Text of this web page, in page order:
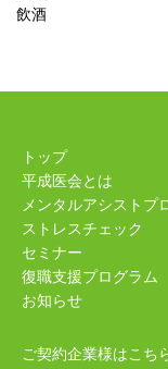
飲酒
トップ
平成医会とは
メンタルアシストプ
ストレスチェック
セミナー
復職支援プログラム
お知らせ
ご契約企業様はこち